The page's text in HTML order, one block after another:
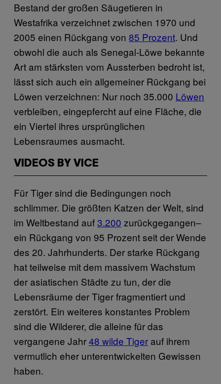
Bestand der großen Säugetieren in
Westafrika verzeichnet zwischen 1970 und
2005 einen Rückgang von 85 Prozent. Und
obwohl die auch als Senegal-Löwe bekannte
Art am stärksten vom Aussterben bedroht ist,
lässt sich auch ein allgemeiner Rückgang bei
Löwen verzeichnen: Nur noch 35.000 Löwen
verbleiben, eingepfercht auf eine Fläche, die
ein Viertel ihres ursprünglichen
Lebensraumes ausmacht.
VIDEOS BY VICE
Für Tiger sind die Bedingungen noch
schlimmer. Die größten Katzen der Welt, sind
im Weltbestand auf3.200 zurückgegangen–
ein Rückgang von 95 Prozent seit der Wende
des 20. Jahrhunderts. Der starke Rückgang
hat teilweise mit dem massivem Wachstum
der asiatischen Städte zu tun, der die
Lebensräume der Tiger fragmentiert und
zerstört. Ein weiteres konstantes Problem
sind die Wilderer, die alleine für das
vergangene Jahr48 wilde Tiger auf ihrem
vermutlich eher unterentwickelten Gewissen
haben.